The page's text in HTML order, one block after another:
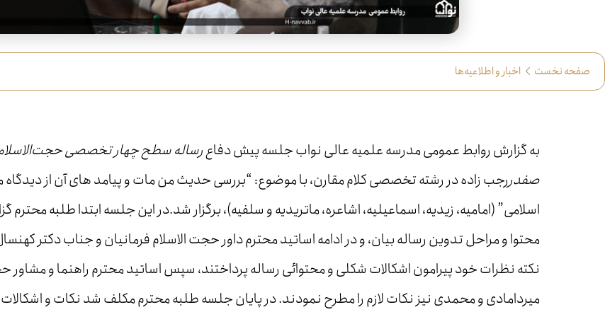
صفحه نخست اخبار و اطلاعیه‌ها
به گزارش روابط عمومی مدرسه علمیه عالی نواب جلسه پیش دفاع رساله سطح چهار تخصصی
صفدررجب زاده در رشته تخصصی کلام مقارن، با موضوع: “بررسی حدیث من مات و پیامد های آن از
اسلامی” (امامیه، زیدیه، اسماعیلیه، اشاعره، ماتریدیه و سلفیه)، برگزار شد.در این جلسه ابتدا طلبه محترم
محتوا و مراحل تدوین رساله بیان، و در ادامه اساتید محترم داور حجت الاسلام فرمانیان و جناب دکتر کهنسال
نکته نظرات خود پیرامون اشکالات شکلی و محتوائی رساله پرداختند، سپس اساتید محترم راهنما و مشاور
میردامادی و محمدی نیز نکات لازم را مطرح نمودند. در پایان جلسه طلبه محترم مکلف شد نکات و اشکالات